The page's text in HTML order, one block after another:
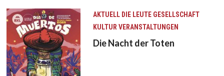
AKTUELL DIE LEUTE GESELLSCHAFT
KULTUR VERANSTALTUNGEN
Die Nacht der Toten